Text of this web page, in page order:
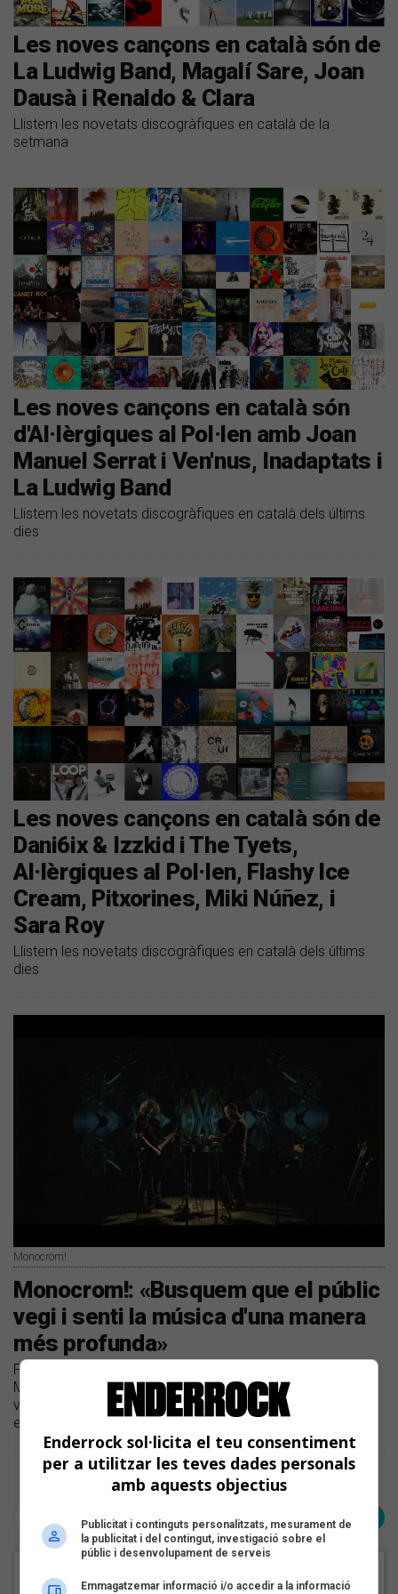
Les noves cançons en català són de
La Ludwig Band, Magalí Sare, Joan
Dausà i Renaldo & Clara
Llistem les novetats discogràfiques en català de la
setmana
Les noves cançons en català són
d'Al·lèrgiques al Pol·len amb Joan
Manuel Serrat i Ven'nus, Inadaptats i
La Ludwig Band
Llistem les novetats discogràfiques en català dels últims
dies
Les noves cançons en català són de
Dani6ix & Izzkid i The Tyets,
Al·lèrgiques al Pol·len, Flashy Ice
Cream, Pitxorines, Miki Núñez, i
Sara Roy
Llistem les novetats discogràfiques en català dels últims
dies
Monocrom!
Monocrom!: «Busquem que el públic
vegi i senti la música d'una manera
més profunda»
Parlem amb el duet que formen Dani Molina i Ramir
Martínez sobre el nou treball 'Posidònia' | Estrenem un dels
vídeos del disc d'aquest projecte que combina jazz,
electrònica experimental i espectacle visual
Pàgina 1 de 1
< Anterior Següent >
EN PORTADA
Enderrock sol·licita el teu consentiment
per a utilitzar les teves dades personals
amb aquests objectius
Publicitat i continguts personalitzats, mesurament de
la publicitat i del contingut, investigació sobre el
públic i desenvolupament de serveis
Emmagatzemar informació i/o accedir a la informació